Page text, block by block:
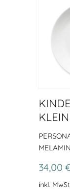
34,00
inkl.